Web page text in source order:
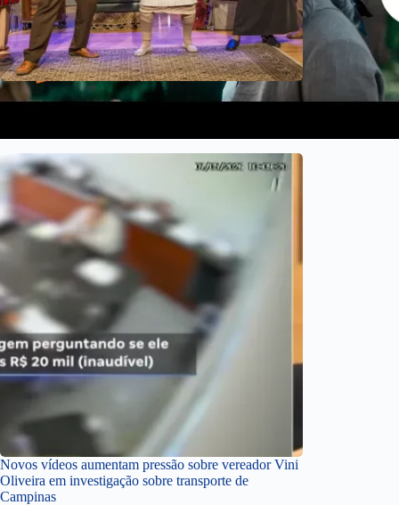
Temporada de 10 anos da comédia musical ‘Forever
Young’ chega ao Teatro Castro Mendes
Novos vídeos aumentam pressão sobre vereador Vini
Oliveira em investigação sobre transporte de
Campinas